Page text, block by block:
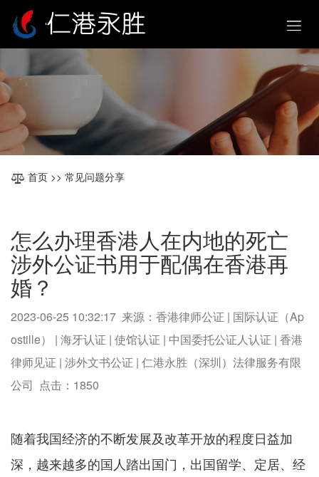
首页 >> 常见问题分享
怎么办理香港人在内地的死亡
涉外公证书用于配偶在香港再
婚？
2023-06-25 10:32:17 来源：香港律师公证 | 国际认证（Ap
ostille） | 海牙认证 | 使馆认证 | 中国委托公证人认证 | 香港
律师见证 | 涉外文书公证 | 仁港永胜（深圳）法律服务有限
公司 点击： 1850
随着我国经济的不断发展及改革开放的程度日益加
深，越来越多的国人踏出国门，出国留学、定居、经